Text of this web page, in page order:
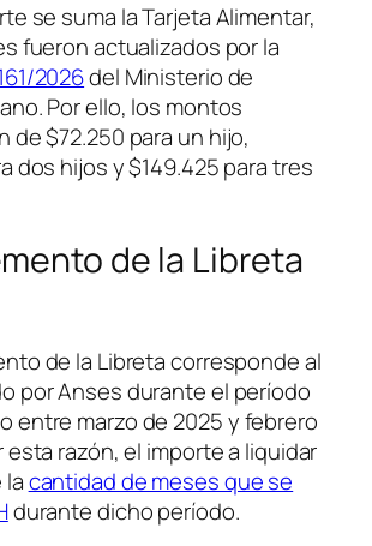
se suma la Tarjeta Alimentar,
fueron actualizados por la
2026del Ministerio de
Por ello, los montos
de $72.250 para un hijo,
dos hijos y $149.425 para tres
de la Libreta
de la Libreta corresponde al
por Anses durante el período
entre marzo de 2025 y febrero
esta razón, el importe a liquidar
cantidad de meses que se
durante dicho período.